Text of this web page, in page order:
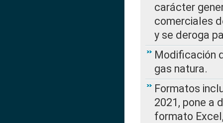
carácter
comerciales
y se deroga
Modificación
gas natura.
Formatos
2021, pone a
formato